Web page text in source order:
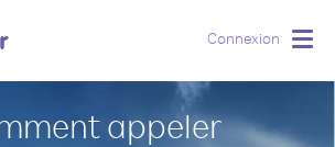
Connexion
appeler